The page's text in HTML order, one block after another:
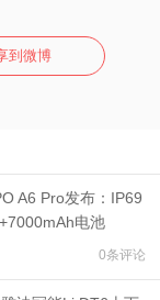
到微博
A6 Pro发布：IP69
电池
0条评论